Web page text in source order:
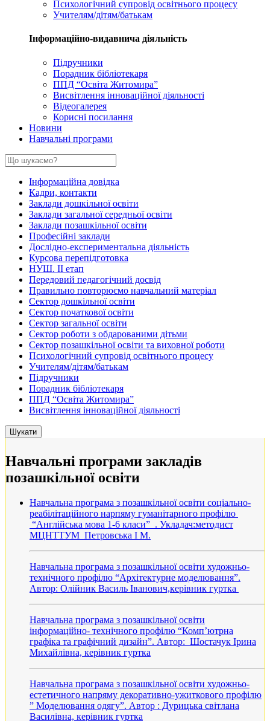
Психологічний супровід освітнього процесу
Учителям/дітям/батькам
Інформаційно-видавнича діяльність
Підручники
Порадник бібліотекаря
ППД “Освіта Житомира”
Висвітлення інноваційної діяльності
Відеогалерея
Корисні посилання
Новини
Навчальні програми
Інформаційна довідка
Кадри, контакти
Заклади дошкільної освіти
Заклади загальної середньої освіти
Заклади позашкільної освіти
Професійні заклади
Дослідно-експериментальна діяльність
Курсова перепідготовка
НУШ. ІІ етап
Передовий педагогічний досвід
Правильно повторюємо навчальний матеріал
Сектор дошкільної освіти
Сектор початкової освіти
Сектор загальної освіти
Сектор роботи з обдарованими дітьми
Сектор позашкільної освіти та виховної роботи
Психологічний супровід освітнього процесу
Учителям/дітям/батькам
Підручники
Порадник бібліотекаря
ППД “Освіта Житомира”
Висвітлення інноваційної діяльності
Навчальні програми закладів
позашкільної освіти
Навчальна програма з позашкільної освіти соціально-
реабілітаційного нарпяму гуманітарного профілю
“Англійська мова 1-6 класи” . Укладач:методист
МЦНТТУМ Петровська І М.
Навчальна програма з позашкільної освіти художньо-
технічного профілю “Архітектурне моделювання”.
Автор: Олійник Василь Іванович,керівник гуртка
Навчальна програма з позашкільної освіти
інформаційно- технічного профілю “Комп’ютрна
графіка та графічний дизайн”. Автор: Шостачук Ірина
Михайлівна, керівник гуртка
Навчальна програма з позашкільної освіти художньо-
естетичного напряму декоративно-ужиткового профілю
” Моделювання одягу”. Автор : Дурицька світлана
Василівна, керівник гуртка